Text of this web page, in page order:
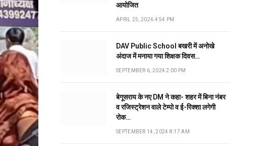
आयोजित
APRIL 25, 2026 4:54 PM
DAV Public School बखरी में अनोखे
अंदाज में मनाया गया शिक्षक दिवस…
SEPTEMBER 6, 2024 2:00 PM
बेगूसराय के नए DM ने कहा- शहर में बिना नंबर
व रजिस्ट्रेशन वाले टेम्पो व ई-रिक्शा लगेगी
रोक…
SEPTEMBER 14, 2024 8:17 AM